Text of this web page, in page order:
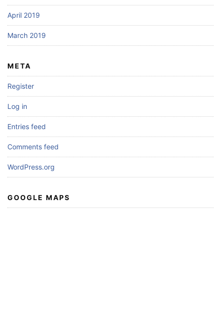
April 2019
March 2019
META
Register
Log in
Entries feed
Comments feed
WordPress.org
GOOGLE MAPS